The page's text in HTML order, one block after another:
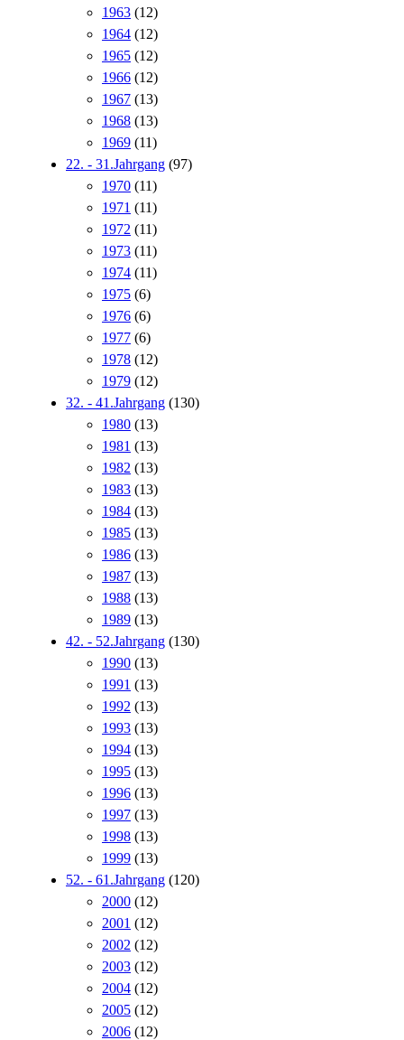
1963 (12)
1964 (12)
1965 (12)
1966 (12)
1967 (13)
1968 (13)
1969 (11)
22. - 31.Jahrgang (97)
1970 (11)
1971 (11)
1972 (11)
1973 (11)
1974 (11)
1975 (6)
1976 (6)
1977 (6)
1978 (12)
1979 (12)
32. - 41.Jahrgang (130)
1980 (13)
1981 (13)
1982 (13)
1983 (13)
1984 (13)
1985 (13)
1986 (13)
1987 (13)
1988 (13)
1989 (13)
42. - 52.Jahrgang (130)
1990 (13)
1991 (13)
1992 (13)
1993 (13)
1994 (13)
1995 (13)
1996 (13)
1997 (13)
1998 (13)
1999 (13)
52. - 61.Jahrgang (120)
2000 (12)
2001 (12)
2002 (12)
2003 (12)
2004 (12)
2005 (12)
2006 (12)